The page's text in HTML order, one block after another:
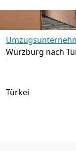
Würzburg nach
Türkei